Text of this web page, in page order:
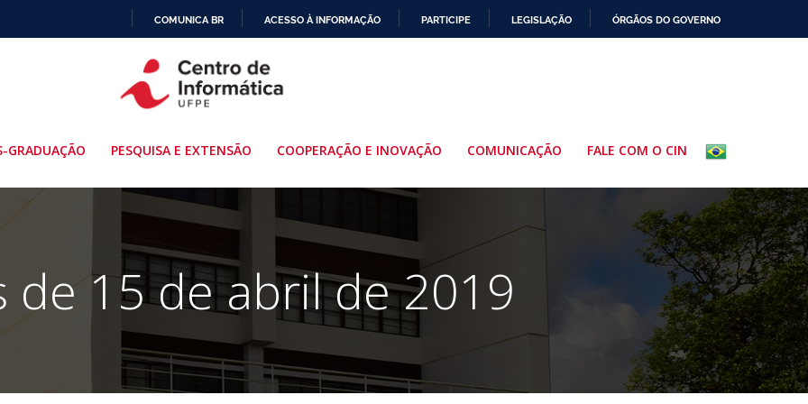
PARA
O
COMUNICA BR ACESSO À INFORMAÇÃO PARTICIPE LEGISLAÇÃO ÓRGÃOS DO GOVERNO
GRADUAÇÃO PESQUISA E EXTENSÃO COOPERAÇÃO E INOVAÇÃO COMUNICAÇÃO FALE COM O CIN
de 15 de abril de 2019